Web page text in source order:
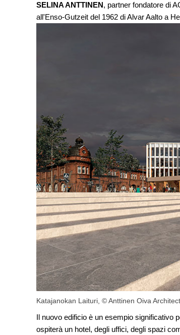
SELINA ANTTINEN, partner fondatore di
all'Enso-Gutzeit del 1962 di Alvar Aalto a
Katajanokan Laituri, © Anttinen Oiva
Il nuovo edificio è un esempio significativo
ospiterà un hotel, degli uffici, degli spazi